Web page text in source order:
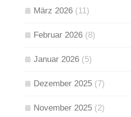
März 2026 (11)
Februar 2026 (8)
Januar 2026 (5)
Dezember 2025 (7)
November 2025 (2)